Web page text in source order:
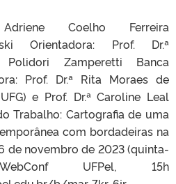
Coelho Ferreira
Orientadora: Prof. Dr.ª
Polidori Zamperetti Banca
Prof. Dr.ª Rita Moraes de
e Prof. Dr.ª Caroline Leal
Trabalho: Cartografia de uma
com bordadeiras na
de novembro de 2023 (quinta-
UFPel, 15h